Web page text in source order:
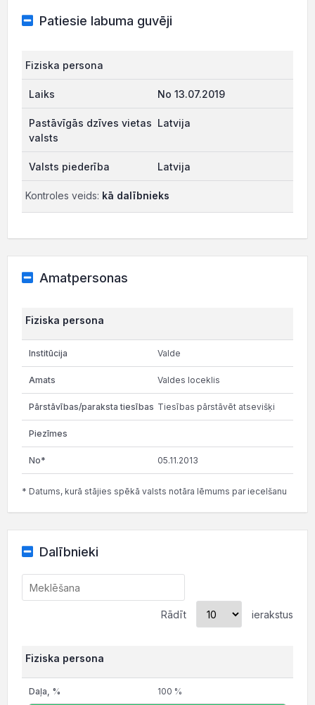
Patiesie labuma guvēji
Fiziska persona
No 13.07.2019
Latvija
Latvija
Kontroles veids: kā dalībnieks
Amatpersonas
Fiziska persona
Valde
Valdes loceklis
Tiesības pārstāvēt atsevišķi
05.11.2013
* Datums, kurā stājies spēkā valsts notāra lēmums par iecelšanu
Dalībnieki
Rādīt ierakstus
Fiziska persona
100 %